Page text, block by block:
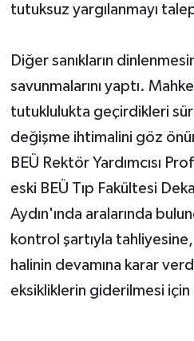
tutuksuz yargılanmayı
Diğer sanıkların
savunmalarını yaptı.
tutuklulukta geçirdikleri
değişme ihtimalini göz
BEÜ Rektör Yardımcısı
eski BEÜ Tıp Fakültesi
Aydın'ında aralarında
kontrol şartıyla tahliyesine,
halinin devamına karar
eksikliklerin giderilmesi